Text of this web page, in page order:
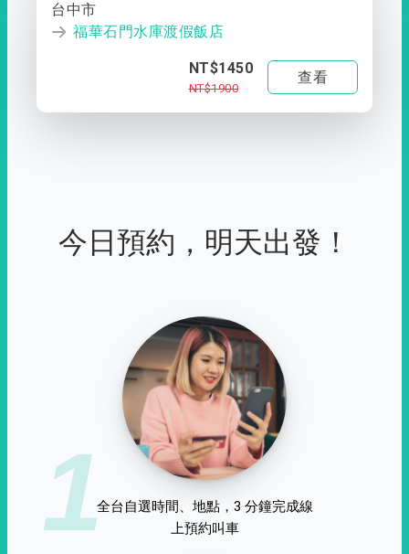
台中市
福華石門水庫渡假飯店
NT$1450
NT$1900
查看
今日預約，明天出發！
1全台自選時間、地點，3 分鐘完成線
上預約叫車